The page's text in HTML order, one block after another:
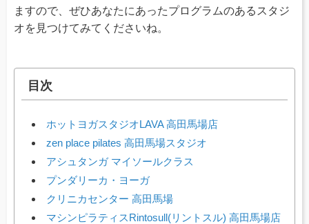
ますので、ぜひあなたにあったプログラムのあるスタジ
オを見つけてみてくださいね。
目次
ホットヨガスタジオLAVA 高田馬場店
zen place pilates 高田馬場スタジオ
アシュタンガ マイソールクラス
プンダリーカ・ヨーガ
クリニカセンター 高田馬場
マシンピラティスRintosull(リントスル) 高田馬場店